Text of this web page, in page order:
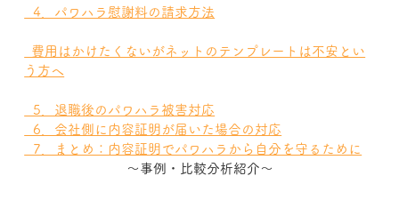
4．パワハラ慰謝料の請求方法
費用はかけたくないがネットのテンプレートは不安とい
う方へ
5．退職後のパワハラ被害対応
6．会社側に内容証明が届いた場合の対応
7．まとめ：内容証明でパワハラから自分を守るために
～事例・比較分析紹介～